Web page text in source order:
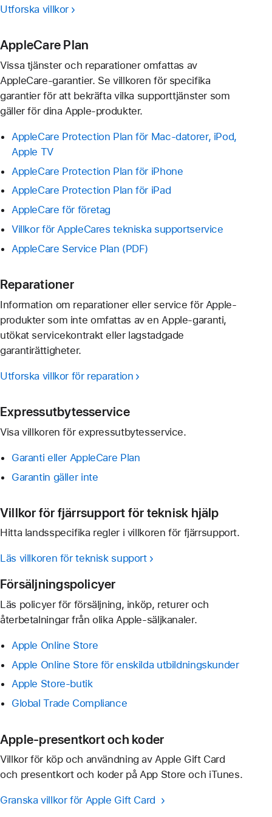
Utforska villkor
AppleCare Plan
Vissa tjänster och reparationer omfattas av
AppleCare-garantier. Se villkoren för specifika
garantier för att bekräfta vilka supporttjänster som
gäller för dina Apple-produkter.
AppleCare Protection Plan för Mac-datorer, iPod,
Apple TV
AppleCare Protection Plan för iPhone
AppleCare Protection Plan för iPad
AppleCare för företag
Villkor för AppleCares tekniska supportservice
AppleCare Service Plan
Reparationer
Information om reparationer eller service för Apple-
produkter som inte omfattas av en Apple-garanti,
utökat servicekontrakt eller lagstadgade
garantirättigheter.
Utforska villkor för reparation
Expressutbytesservice
Visa villkoren för expressutbytesservice.
Garanti eller AppleCare Plan
Garantin gäller inte
Villkor för fjärrsupport för teknisk hjälp
Hitta landsspecifika regler i villkoren för fjärrsupport.
Läs villkoren för teknisk support
Försäljningspolicyer
Läs policyer för försäljning, inköp, returer och
återbetalningar från olika Apple-säljkanaler.
Apple Online Store
Apple Online Store för enskilda utbildningskunder
Apple Store-butik
Global Trade Compliance
Apple-presentkort och koder
Villkor för köp och användning av Apple Gift Card
och presentkort och koder på App Store och iTunes.
Granska villkor för Apple Gift Card